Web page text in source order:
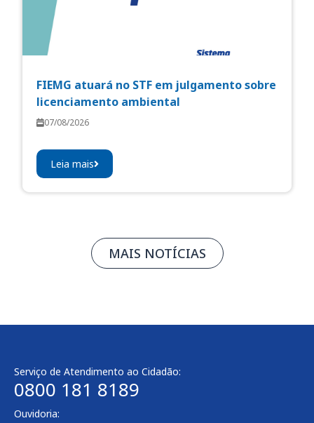
FIEMG atuará no STF em julgamento sobre
licenciamento ambiental
07/08/2026
Leia mais
MAIS NOTÍCIAS
Serviço de Atendimento ao Cidadão:
0800 181 8189
Ouvidoria: